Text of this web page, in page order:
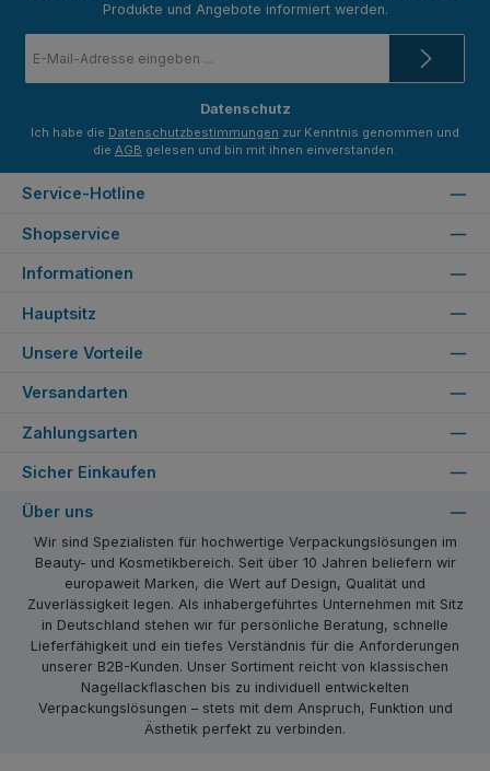
Produkte und Angebote informiert werden.
Mail-
Datenschutz
Ich habe die Datenschutzbestimmungen zur Kenntnis genommen und
die AGB gelesen und bin mit ihnen einverstanden.
Service-Hotline
Shopservice
Informationen
Unsere Vorteile
Versandarten
Zahlungsarten
Hauptsitz
Sicher Einkaufen
Über uns
Wir sind Spezialisten für hochwertige Verpackungslösungen im
Beauty- und Kosmetikbereich. Seit über 10 Jahren beliefern wir
europaweit Marken, die Wert auf Design, Qualität und
Zuverlässigkeit legen. Als inhabergeführtes Unternehmen mit Sitz
in Deutschland stehen wir für persönliche Beratung, schnelle
Lieferfähigkeit und ein tiefes Verständnis für die Anforderungen
unserer B2B-Kunden. Unser Sortiment reicht von klassischen
Nagellackflaschen bis zu individuell entwickelten
Verpackungslösungen – stets mit dem Anspruch, Funktion und
Ästhetik perfekt zu verbinden.